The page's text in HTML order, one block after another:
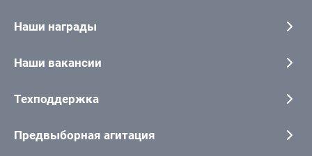
Наши награды
Наши вакансии
Техподдержка
Предвыборная агитация